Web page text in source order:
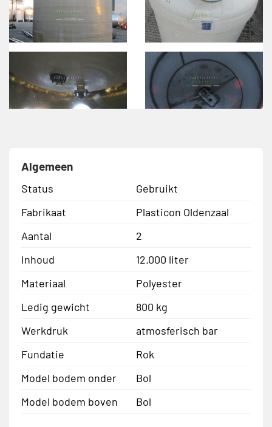
Algemeen
Status
Gebruikt
Fabrikaat
Plasticon Oldenzaal
Aantal
2
Inhoud
12.000 liter
Materiaal
Polyester
Ledig gewicht
800 kg
Werkdruk
atmosferisch bar
Fundatie
Rok
Model bodem onder
Bol
Model bodem boven
Bol